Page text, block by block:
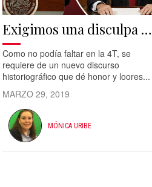
Exigimos una disculpa …
Como no podía faltar en la 4T, se
requiere de un nuevo discurso
historiográfico que dé honor y loores...
MARZO 29, 2019
MÓNICA URIBE